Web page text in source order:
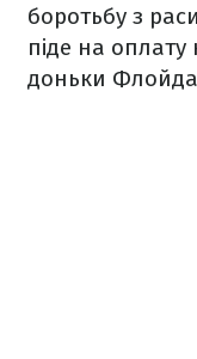
боротьбу з
піде на оплату
доньки